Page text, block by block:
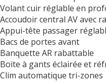
Volant cuir réglable en
Accoudoir central AV avec
Appui-tête passager
Bacs de portes avant
Banquette AR rabattable
Boite à gants éclairée et
Clim automatique tri-zones